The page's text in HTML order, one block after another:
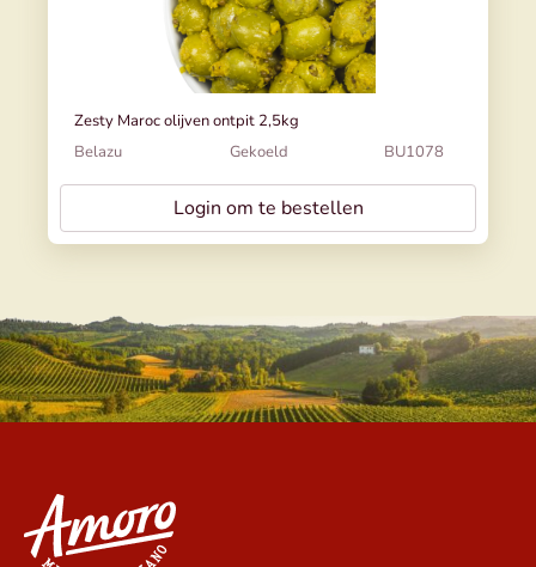
Zesty Maroc olijven ontpit 2,5kg
Belazu
Gekoeld BU1078
Login om te bestellen